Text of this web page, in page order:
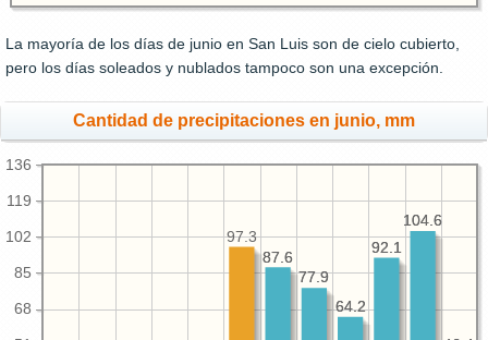
La mayoría de los días de junio en San Luis son de cielo cubierto,
pero los días soleados y nublados tampoco son una excepción.
Cantidad de precipitaciones en junio, mm
68
85
102
119
136
104.6
92.1
64.2
77.9
87.6
104.6
92.1
64.2
77.9
87.6
97.3